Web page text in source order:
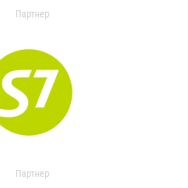
Партнер
Партнер